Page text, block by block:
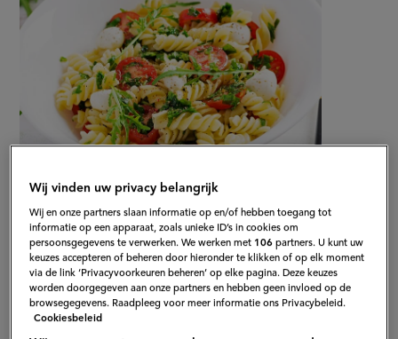
Gepubliceerd op: 27-02-13
Bewerkt op: 01-07-2025
Wij vinden uw privacy belangrijk
Wij en onze partners slaan informatie op en/of hebben toegang tot
informatie op een apparaat, zoals unieke ID’s in cookies om
persoonsgegevens te verwerken. We werken met 106 partners. U kunt uw
keuzes accepteren of beheren door hieronder te klikken of op elk moment
via de link ‘Privacyvoorkeuren beheren’ op elke pagina. Deze keuzes
worden doorgegeven aan onze partners en hebben geen invloed op de
browsegegevens. Raadpleeg voor meer informatie ons Privacybeleid.
Cookiesbeleid